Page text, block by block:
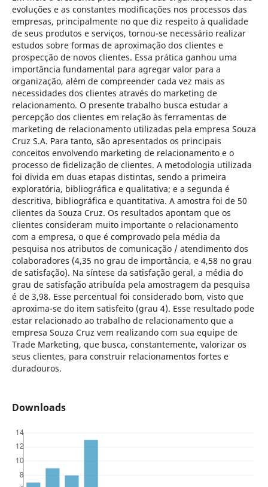
evoluções e as constantes modificações nos processos das
empresas, principalmente no que diz respeito à qualidade
de seus produtos e serviços, tornou-se necessário realizar
estudos sobre formas de aproximação dos clientes e
prospecção de novos clientes. Essa prática ganhou uma
importância fundamental para agregar valor para a
organização, além de compreender cada vez mais as
necessidades dos clientes através do marketing de
relacionamento. O presente trabalho busca estudar a
percepção dos clientes em relação às ferramentas de
marketing de relacionamento utilizadas pela empresa Souza
Cruz S.A. Para tanto, são apresentados os principais
conceitos envolvendo marketing de relacionamento e o
processo de fidelização de clientes. A metodologia utilizada
foi divida em duas etapas distintas, sendo a primeira
exploratória, bibliográfica e qualitativa; e a segunda é
descritiva, bibliográfica e quantitativa. A amostra foi de 50
clientes da Souza Cruz. Os resultados apontam que os
clientes consideram muito importante o relacionamento
com a empresa, o que é comprovado pela média da
pesquisa nos atributos de comunicação / atendimento dos
colaboradores (4,35 no grau de importância, e 4,58 no grau
de satisfação). Na síntese da satisfação geral, a média do
grau de satisfação atribuída pela amostragem da pesquisa
é de 3,98. Esse percentual foi considerado bom, visto que
aproxima-se do item satisfeito (grau 4). Esse resultado pode
estar relacionado ao trabalho de relacionamento que a
empresa Souza Cruz vem realizando com sua equipe de
Trade Marketing, que busca, constantemente, valorizar os
seus clientes, para construir relacionamentos fortes e
duradouros.
Downloads